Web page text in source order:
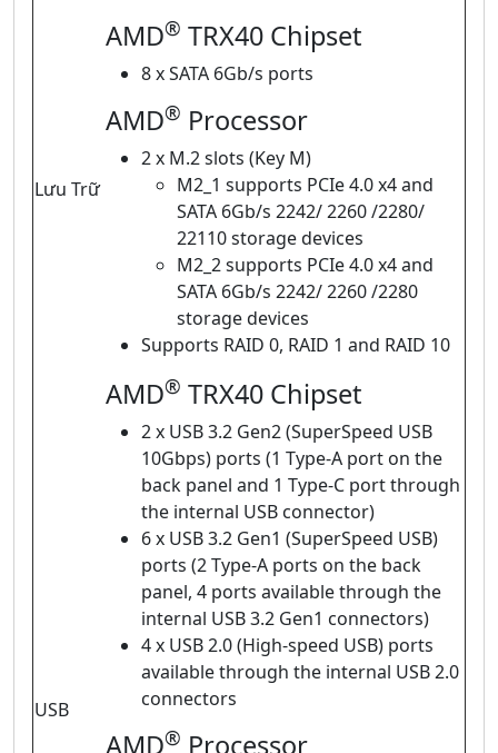
Lưu Trữ
AMD® TRX40 Chipset
8 x SATA 6Gb/s ports
AMD® Processor
2 x M.2 slots (Key M)
M2_1 supports PCIe 4.0 x4 and
SATA 6Gb/s 2242/ 2260 /2280/
22110 storage devices
M2_2 supports PCIe 4.0 x4 and
SATA 6Gb/s 2242/ 2260 /2280
storage devices
Supports RAID 0, RAID 1 and RAID 10
USB
AMD® TRX40 Chipset
2 x USB 3.2 Gen2 (SuperSpeed USB
10Gbps) ports (1 Type-A port on the
back panel and 1 Type-C port through
the internal USB connector)
6 x USB 3.2 Gen1 (SuperSpeed USB)
ports (2 Type-A ports on the back
panel, 4 ports available through the
internal USB 3.2 Gen1 connectors)
4 x USB 2.0 (High-speed USB) ports
available through the internal USB 2.0
connectors
AMD® Processor